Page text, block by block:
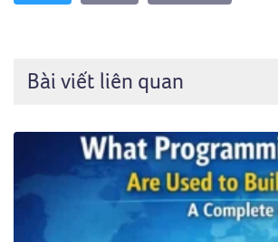
Bài viết liên quan